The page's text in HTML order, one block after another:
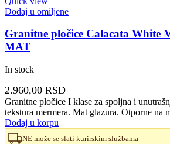
Dodaj u omiljene
Granitne pločice Calacata White
MAT
In stock
2.960,00 RSD
Granitne pločice I klase za spoljna i
tekstura mermera. Mat glazura. Otporne na
Dodaj u korpu
NE može se slati kurirskim službama